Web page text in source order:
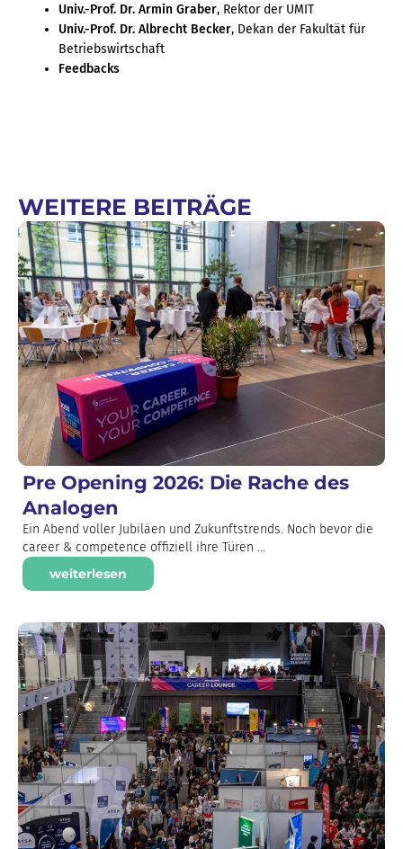
Univ.-Prof. Dr. Armin Graber, Rektor der UMIT
Univ.-Prof. Dr. Albrecht Becker, Dekan der Fakultät für
Betriebswirtschaft
Feedbacks
WEITERE BEITRÄGE
Pre Opening 2026: Die Rache des
Analogen
Ein Abend voller Jubiläen und Zukunftstrends. Noch bevor die
career & competence offiziell ihre Türen ...
weiterlesen